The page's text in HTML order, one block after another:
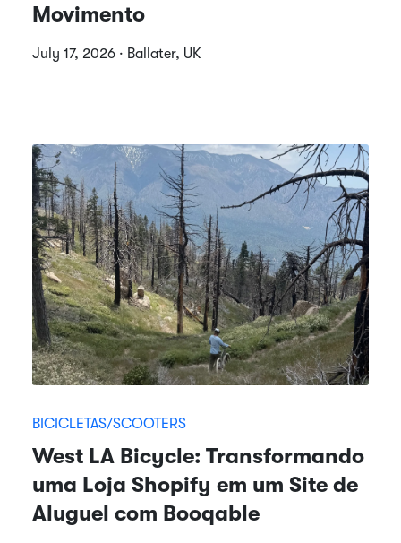
Movimento
July 17, 2026 · Ballater, UK
BICICLETAS/SCOOTERS
West LA Bicycle: Transformando
uma Loja Shopify em um Site de
Aluguel com Booqable